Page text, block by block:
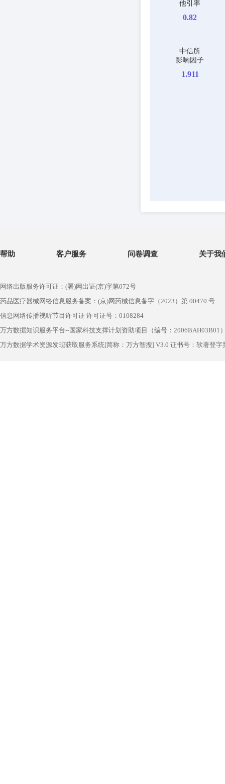
他引率
0.82
中信所
影响因子
1.911
帮助 客户服务 问卷调查 关于我
网络出版服务许可证：(署)网出证(京)字第072号
药品医疗器械网络信息服务备案：(京)网药械信息备字（2023）第 00470 号
信息网络传播视听节目许可证 许可证号：0108284
万方数据知识服务平台--国家科技支撑计划资助项目（编号：2006BAH03B01
万方数据学术资源发现获取服务系统[简称：万方智搜] V3.0 证书号：软著登字